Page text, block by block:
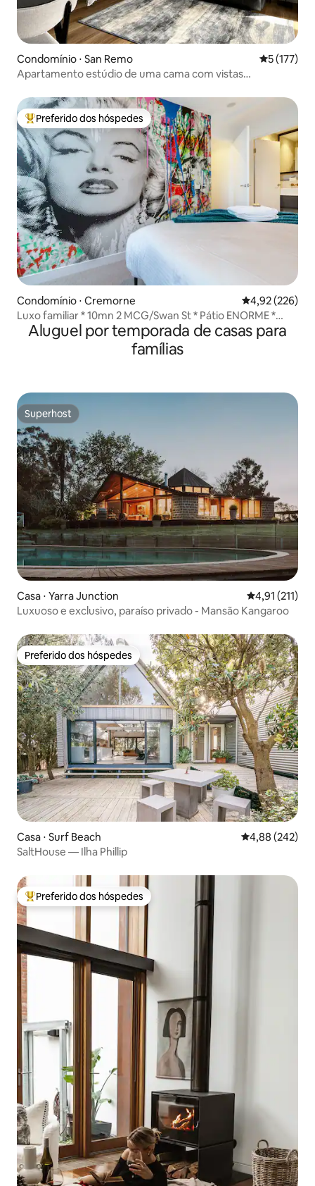
Condomínio ⋅ San Remo 5 de uma
5 (177)
Apartamento estúdio de uma cama com vistas
Entre os melhores preferidos dos hóspedes
Preferido dos hóspedes
Condomínio ⋅ Cremorne 4,92 de uma
4,92 (226)
Luxo familiar * 10mn 2 MCG/Swan St * Pátio ENORME *
Estacionamento
Aluguel por temporada de casas para
famílias
Superhost
Superhost
Casa ⋅ Yarra Junction 4,91 de uma
4,91 (211)
Luxuoso e exclusivo, paraíso privado - Mansão Kangaroo
Preferido dos hóspedes
Preferido dos hóspedes
Casa ⋅ Surf Beach 4,88 de uma
4,88 (242)
SaltHouse — Ilha Phillip
Entre os melhores preferidos dos hóspedes
Preferido dos hóspedes